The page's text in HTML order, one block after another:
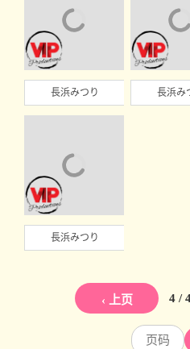
長浜みつり 長浜み
長浜みつり
‹ 上页 4 /